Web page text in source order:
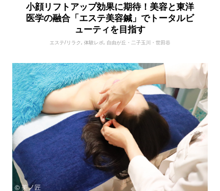
小顔リフトアップ効果に期待！美容と東洋
医学の融合「エステ美容鍼」でトータルビ
ューティを目指す
エステ/リラク, 体験レポ, 自由が丘・二子玉川・世田谷